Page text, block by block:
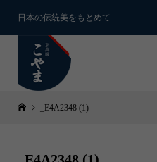
日本の伝統美をもとめて
_E4A2348 (1)